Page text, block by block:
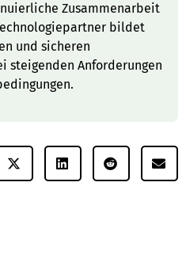
Zusammenarbeit
bildet
und sicheren
steigenden Anforderungen